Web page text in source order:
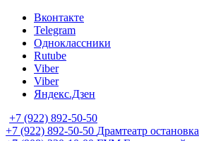
Вконтакте
Telegram
Одноклассники
Rutube
Viber
Viber
Яндекс.Дзен
+7 (922) 892-50-50
+7 (922) 892-50-50 Драмтеатр остановка